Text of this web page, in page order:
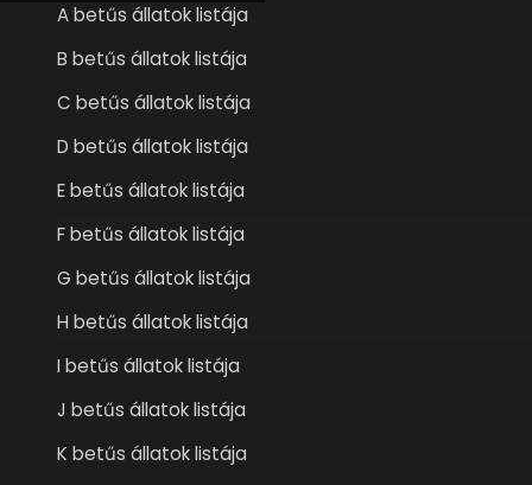
A betűs állatok listája
B betűs állatok listája
C betűs állatok listája
D betűs állatok listája
E betűs állatok listája
F betűs állatok listája
G betűs állatok listája
H betűs állatok listája
I betűs állatok listája
J betűs állatok listája
K betűs állatok listája